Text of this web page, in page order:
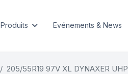
Produits Evénements & News
205/55R19 97V XL DYNAXER UHP